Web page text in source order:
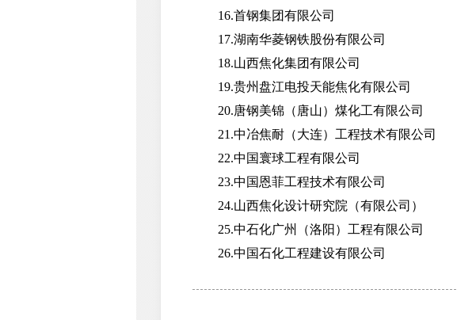
16.首钢集团有限公司
17.湖南华菱钢铁股份有限公司
18.山西焦化集团有限公司
19.贵州盘江电投天能焦化有限公司
20.唐钢美锦（唐山）煤化工有限公司
21.中冶焦耐（大连）工程技术有限公司
22.中国寰球工程有限公司
23.中国恩菲工程技术有限公司
24.山西焦化设计研究院（有限公司）
25.中石化广州（洛阳）工程有限公司
26.中国石化工程建设有限公司